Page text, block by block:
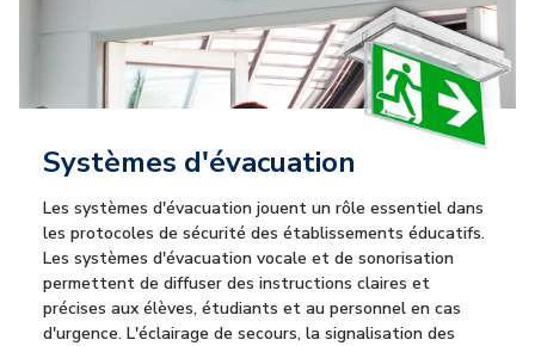
Systèmes d'évacuation
Les systèmes d'évacuation jouent un rôle essentiel dans
les protocoles de sécurité des établissements éducatifs.
Les systèmes d'évacuation vocale et de sonorisation
permettent de diffuser des instructions claires et
précises aux élèves, étudiants et au personnel en cas
d'urgence. L'éclairage de secours, la signalisation des